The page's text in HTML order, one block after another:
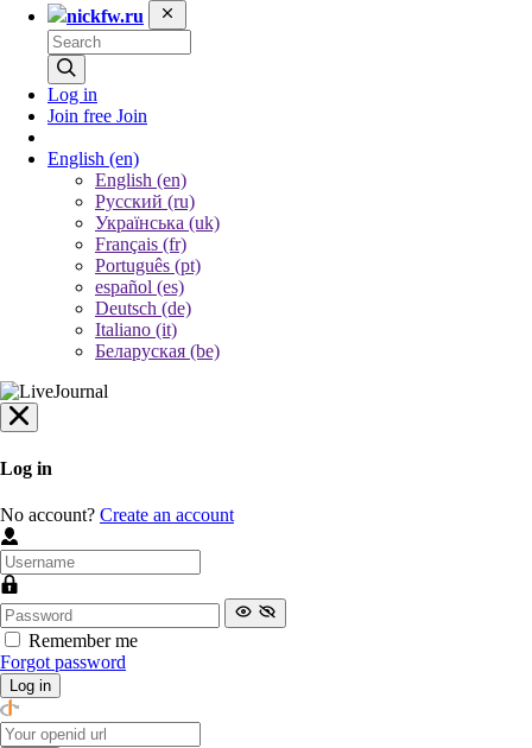
nickfw.ru
Log in
Join free Join
English (en)
English (en)
Русский (ru)
Українська (uk)
Français (fr)
Português (pt)
español (es)
Deutsch (de)
Italiano (it)
Беларуская (be)
Log in
No account? Create an account
Remember me
Forgot password
Log in